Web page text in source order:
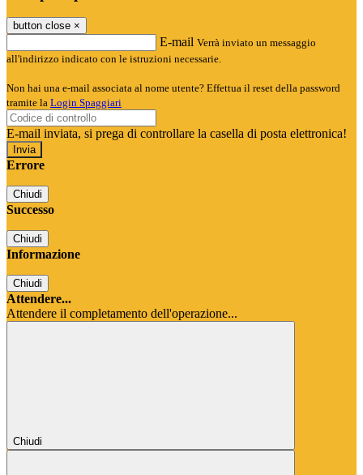
button close ×
E-mail Verrà inviato un messaggio
all'indirizzo indicato con le istruzioni necessarie.
Non hai una e-mail associata al nome utente? Effettua il reset della password
tramite la Login Spaggiari
E-mail inviata, si prega di controllare la casella di posta elettronica!
Errore
Chiudi
Successo
Chiudi
Informazione
Chiudi
Attendere...
Attendere il completamento dell'operazione...
Chiudi